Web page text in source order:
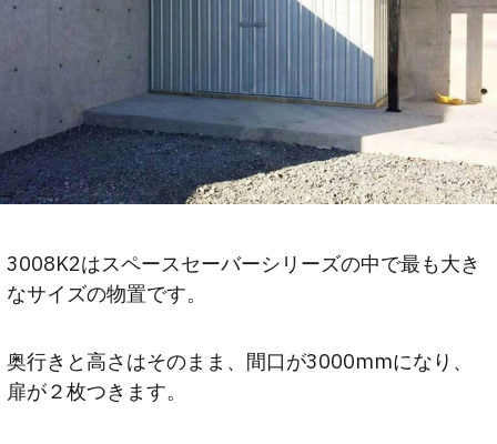
3008K2はスペースセーバーシリーズの中で最も大き
なサイズの物置です。
奥行きと高さはそのまま、間口が3000mmになり、
扉が２枚つきます。